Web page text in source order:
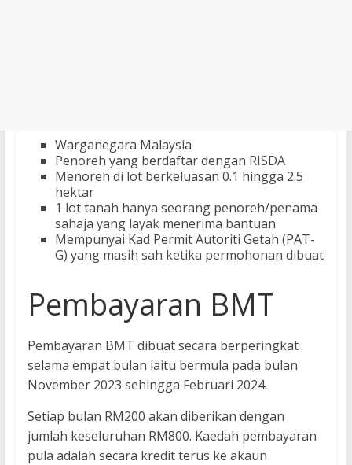
Warganegara Malaysia
Penoreh yang berdaftar dengan RISDA
Menoreh di lot berkeluasan 0.1 hingga 2.5
hektar
1 lot tanah hanya seorang penoreh/penama
sahaja yang layak menerima bantuan
Mempunyai Kad Permit Autoriti Getah (PAT-
G) yang masih sah ketika permohonan dibuat
Pembayaran BMT
Pembayaran BMT dibuat secara berperingkat
selama empat bulan iaitu bermula pada bulan
November 2023 sehingga Februari 2024.
Setiap bulan RM200 akan diberikan dengan
jumlah keseluruhan RM800. Kaedah pembayaran
pula adalah secara kredit terus ke akaun